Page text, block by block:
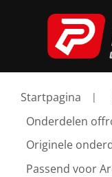
Startpagina
Onderdelen
Originele
Passend voor